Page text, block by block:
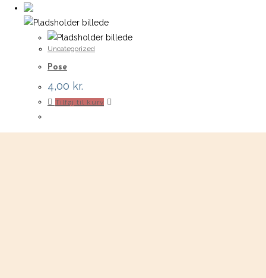
Uncategorized
Pose
4,00 kr.
Tilføj til kurv